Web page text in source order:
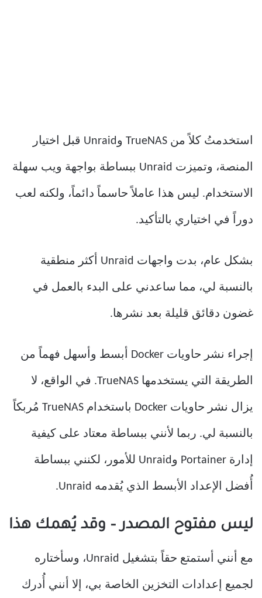
استخدمتُ كلاً من TrueNAS وUnraid قبل اختيار
المنصة، وتميزت Unraid ببساطة بواجهة ويب سهلة
الاستخدام. ليس هذا عاملاً حاسماً دائماً، ولكنه لعب
دوراً في اختياري بالتأكيد.
بشكل عام، بدت واجهات Unraid أكثر منطقية
بالنسبة لي، مما ساعدني على البدء بالعمل في
غضون دقائق قليلة بعد نشرها.
إجراء نشر حاويات Docker أبسط وأسهل فهماً من
الطريقة التي يستخدمها TrueNAS. في الواقع، لا
يزال نشر حاويات Docker باستخدام TrueNAS مُربكاً
بالنسبة لي. ربما لأنني ببساطة معتاد على كيفية
إدارة Portainer وUnraid للأمور، لكنني ببساطة
أُفضل الإعداد الأبسط الذي يُقدمه Unraid.
ليس مفتوح المصدر – وقد يُهمك هذا
مع أنني أستمتع حقاً بتشغيل Unraid، وسأختاره
لجميع إعدادات التخزين الخاصة بي، إلا أنني أُدرك